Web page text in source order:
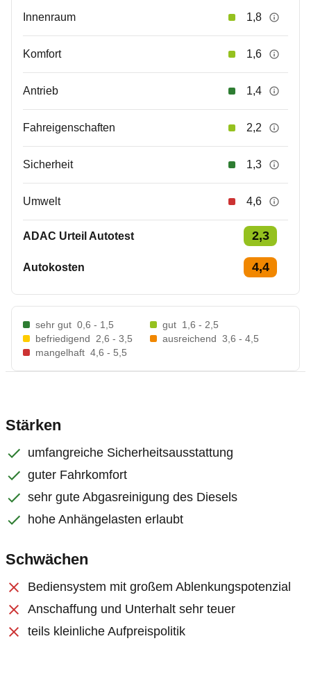
Innenraum 1,8
Komfort 1,6
Antrieb 1,4
Fahreigenschaften 2,2
Sicherheit 1,3
Umwelt 4,6
ADAC Urteil Autotest 2,3
Autokosten 4,4
sehr gut 0,6 - 1,5 gut 1,6 - 2,5
befriedigend
2,6 - 3,5 ausreichend 3,6 - 4,5
mangelhaft 4,6 - 5,5
Stärken
umfangreiche Sicherheitsausstattung
guter Fahrkomfort
sehr gute Abgasreinigung des Diesels
hohe Anhängelasten erlaubt
Schwächen
Bediensystem mit großem Ablenkungspotenzial
Anschaffung und Unterhalt sehr teuer
teils kleinliche Aufpreispolitik